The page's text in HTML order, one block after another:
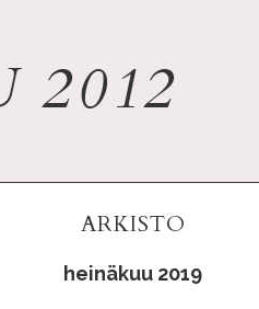
2012
ARKISTO
heinäkuu 2019